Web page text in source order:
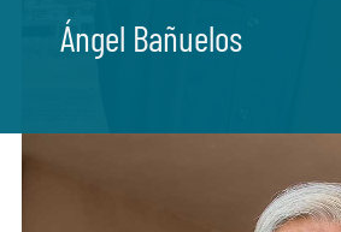
Ángel Bañuelos